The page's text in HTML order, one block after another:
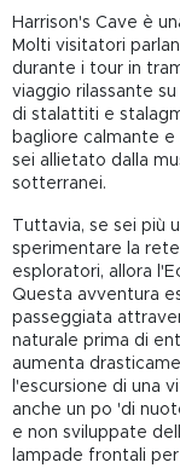
Harrison's Cave è
Molti visitatori
durante i tour in
viaggio rilassante
di stalattiti e
bagliore calmante
sei allietato dalla
sotterranei.
Tuttavia, se sei più
sperimentare la
esploratori, allora
Questa avventura
passeggiata
naturale prima di
aumenta
l'escursione di una
anche un po 'di
e non sviluppate
lampade frontali